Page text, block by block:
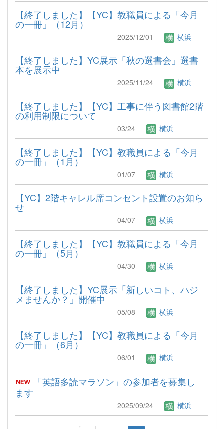
【終了しました】【YC】教職員による「今月
の一冊」（12月）
2025/12/01 横浜
【終了しました】YC展示「秋の選書会」選書
本を展示中
2025/11/24 横浜
【終了しました】【YC】工事に伴う図書館2階
の利用制限について
03/24 横浜
【終了しました】【YC】教職員による「今月
の一冊」（1月）
01/07 横浜
【YC】2階キャレル席コンセント設置のお知ら
せ
04/07 横浜
【終了しました】【YC】教職員による「今月
の一冊」（5月）
04/30 横浜
【終了しました】YC展示「新しいコト、ハジ
メませんか？」開催中
05/08 横浜
【終了しました】【YC】教職員による「今月
の一冊」（6月）
06/01 横浜
「英語多読マラソン」の参加者を募集し
ます
2025/09/24 横浜